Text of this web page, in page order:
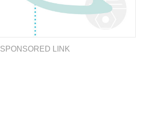
SPONSORED LINK